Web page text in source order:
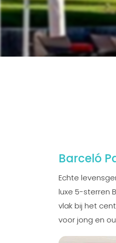
Barceló
Echte
luxe 5-sterren
vlak bij het
voor jong en